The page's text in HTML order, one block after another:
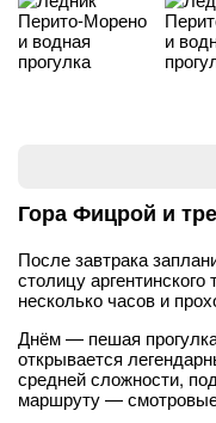
Гора Фицрой и
После завтрака
столицу аргентинского
несколько часов и
Днём — пешая
открывается
средней сложности,
маршруту —